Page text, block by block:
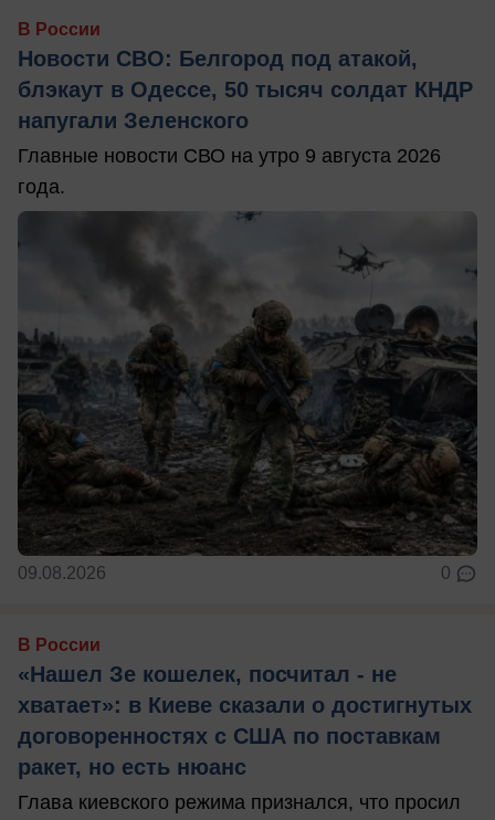
В России
Новости СВО: Белгород под атакой,
блэкаут в Одессе, 50 тысяч солдат КНДР
напугали Зеленского
Главные новости СВО на утро 9 августа 2026
года.
09.08.2026 0
В России
«Нашел Зе кошелек, посчитал - не
хватает»: в Киеве сказали о достигнутых
договоренностях с США по поставкам
ракет, но есть нюанс
Глава киевского режима признался, что просил